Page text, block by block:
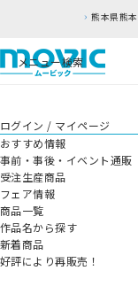
熊本県熊
メニュー検索
ログイン / マイページ
おすすめ情報
事前・事後・イベント通販
受注生産商品
フェア情報
商品一覧
作品名から探す
新着商品
好評により再販売！